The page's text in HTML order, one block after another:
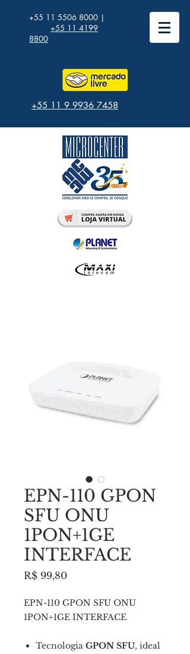
+55 11 5506 8000 |
+55 11 4199
8800
+55 11 9 9936 7458
EPN-110 GPON
SFU ONU
1PON+1GE
INTERFACE
R$ 99,80Preço
EPN-110 GPON SFU ONU
1PON+1GE INTERFACE
Tecnologia GPON SFU, ideal